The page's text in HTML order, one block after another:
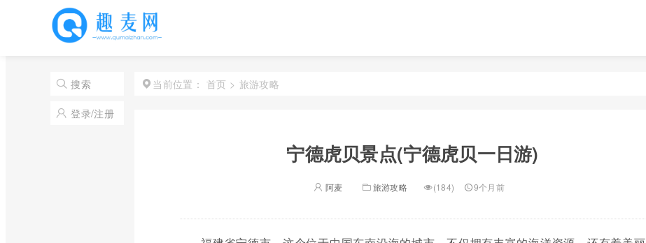
搜索
登录/注册
当前位置： 首页 > 旅游攻略
宁德虎贝景点(宁德虎贝一日游)
阿麦 旅游攻略 (184) 9个月前